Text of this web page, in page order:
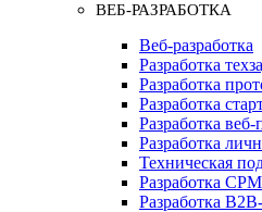
ВЕБ-РАЗРАБОТКА
Веб-разработка
Разработка
Разработка
Разработка
Разработка
Разработка
Техническая
Разработка
Разработка